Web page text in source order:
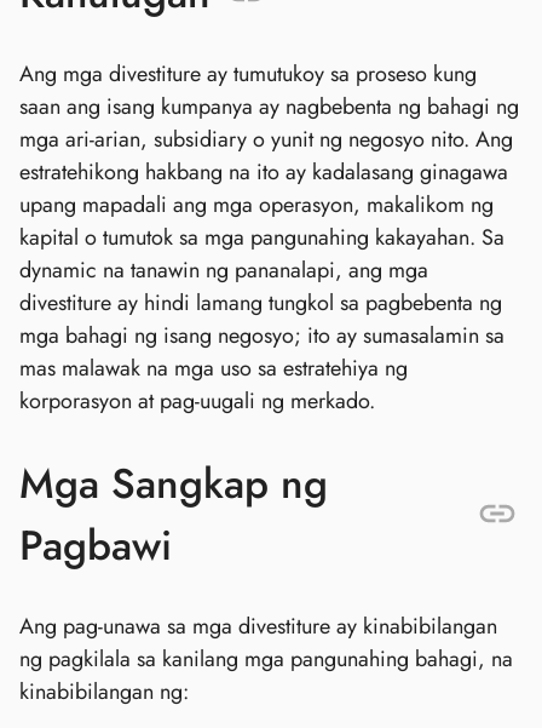
Ang mga divestiture ay tumutukoy sa proseso kung
saan ang isang kumpanya ay nagbebenta ng bahagi ng
mga ari-arian, subsidiary o yunit ng negosyo nito. Ang
estratehikong hakbang na ito ay kadalasang ginagawa
upang mapadali ang mga operasyon, makalikom ng
kapital o tumutok sa mga pangunahing kakayahan. Sa
dynamic na tanawin ng pananalapi, ang mga
divestiture ay hindi lamang tungkol sa pagbebenta ng
mga bahagi ng isang negosyo; ito ay sumasalamin sa
mas malawak na mga uso sa estratehiya ng
korporasyon at pag-uugali ng merkado.
Mga Sangkap ng
Pagbawi
Ang pag-unawa sa mga divestiture ay kinabibilangan
ng pagkilala sa kanilang mga pangunahing bahagi, na
kinabibilangan ng: